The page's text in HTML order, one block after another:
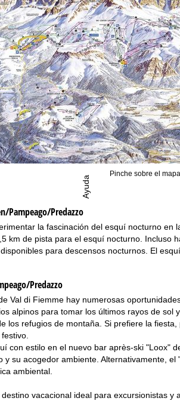
09:00 a 17:00
09:00 a 14:00
cerrado
Ayuda
Pinche sobre el
Pampeago/Predazzo
la fascinación del esquí nocturno
km de pista para el esquí nocturno. Incluso
para descensos nocturnos. El
Predazzo
Val di Fiemme hay numerosas
alpinos para tomar los últimos rayos de
los refugios de montaña. Si prefiere la
con estilo en el nuevo bar après-ski "Loox"
y su acogedor ambiente. Alternativamente,
ambiental.
vacacional ideal para excursionistas